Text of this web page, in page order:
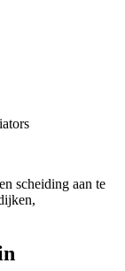
scheiding aan te